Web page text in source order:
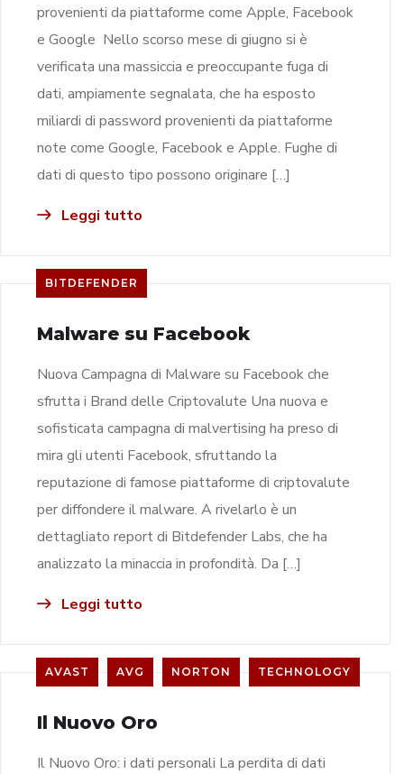
provenienti da piattaforme come Apple, Facebook
e Google Nello scorso mese di giugno si è
verificata una massiccia e preoccupante fuga di
dati, ampiamente segnalata, che ha esposto
miliardi di password provenienti da piattaforme
note come Google, Facebook e Apple. Fughe di
dati di questo tipo possono originare […]
Leggi tutto
BITDEFENDER
Malware su Facebook
Nuova Campagna di Malware su Facebook che
sfrutta i Brand delle Criptovalute Una nuova e
sofisticata campagna di malvertising ha preso di
mira gli utenti Facebook, sfruttando la
reputazione di famose piattaforme di criptovalute
per diffondere il malware. A rivelarlo è un
dettagliato report di Bitdefender Labs, che ha
analizzato la minaccia in profondità. Da […]
Leggi tutto
AVAST AVG NORTON TECHNOLOGY
Il Nuovo Oro
Il Nuovo Oro: i dati personali La perdita di dati